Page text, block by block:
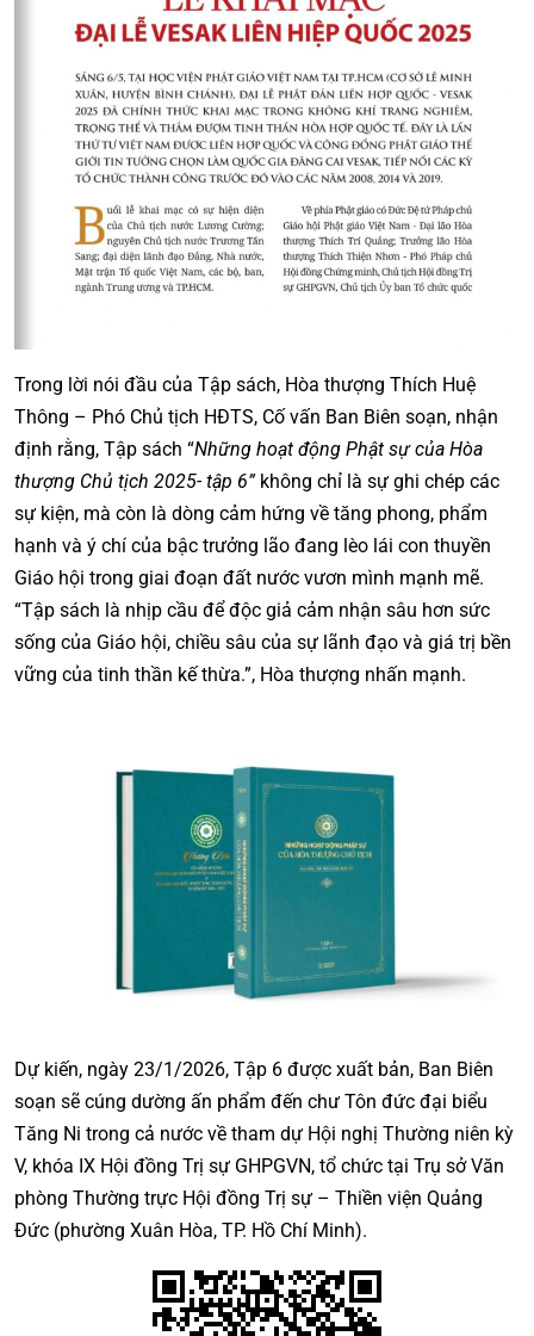
Trong lời nói đầu của Tập sách, Hòa thượng Thích Huệ
Thông – Phó Chủ tịch HĐTS, Cố vấn Ban Biên soạn, nhận
định rằng, Tập sách “Những hoạt động Phật sự của Hòa
thượng Chủ tịch 2025- tập 6”không chỉ là sự ghi chép các
sự kiện, mà còn là dòng cảm hứng về tăng phong, phẩm
hạnh và ý chí của bậc trưởng lão đang lèo lái con thuyền
Giáo hội trong giai đoạn đất nước vươn mình mạnh mẽ.
“Tập sách là nhịp cầu để độc giả cảm nhận sâu hơn sức
sống của Giáo hội, chiều sâu của sự lãnh đạo và giá trị bền
vững của tinh thần kế thừa.”, Hòa thượng nhấn mạnh.
Dự kiến, ngày 23/1/2026, Tập 6 được xuất bản, Ban Biên
soạn sẽ cúng dường ấn phẩm đến chư Tôn đức đại biểu
Tăng Ni trong cả nước về tham dự Hội nghị Thường niên kỳ
V, khóa IX Hội đồng Trị sự GHPGVN, tổ chức tại Trụ sở Văn
phòng Thường trực Hội đồng Trị sự – Thiền viện Quảng
Đức (phường Xuân Hòa, TP. Hồ Chí Minh).